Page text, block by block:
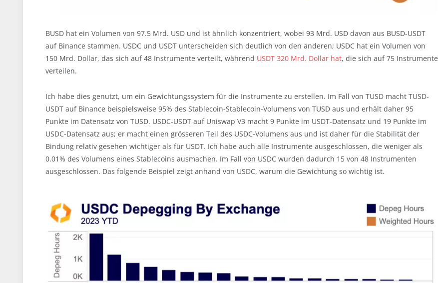
BUSD hat ein Volumen von 97.5 Mrd. USD und ist ähnlich konzentriert, wobei 93 Mrd. USD davon aus BUSD-USDT
auf Binance stammen. USDC und USDT unterscheiden sich deutlich von den anderen; USDC hat ein Volumen von
150 Mrd. Dollar, das sich auf 48 Instrumente verteilt, während USDT 320 Mrd. Dollar hat, die sich auf 75 Instrumente
verteilen.
Ich habe dies genutzt, um ein Gewichtungssystem für die Instrumente zu erstellen. Im Fall von TUSD macht TUSD-
USDT auf Binance beispielsweise 95% des Stablecoin-Stablecoin-Volumens von TUSD aus und erhält daher 95
Punkte im Datensatz von TUSD. USDC-USDT auf Uniswap V3 macht 9 Punkte im USDT-Datensatz und 19 Punkte im
USDC-Datensatz aus; er macht einen grösseren Teil des USDC-Volumens aus und ist daher für die Stabilität der
Bindung relativ gesehen wichtiger als für USDT. Ich habe auch alle Instrumente ausgeschlossen, die weniger als
0.01% des Volumens eines Stablecoins ausmachen. Im Fall von USDC wurden dadurch 15 von 48 Instrumenten
ausgeschlossen. Das folgende Beispiel zeigt anhand von USDC, warum die Gewichtung so wichtig ist.